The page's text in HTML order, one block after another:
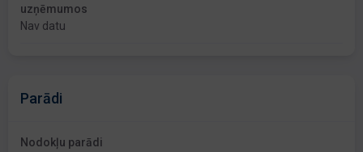
uzņēmumos
Nav datu
Parādi
Nodokļu parādi